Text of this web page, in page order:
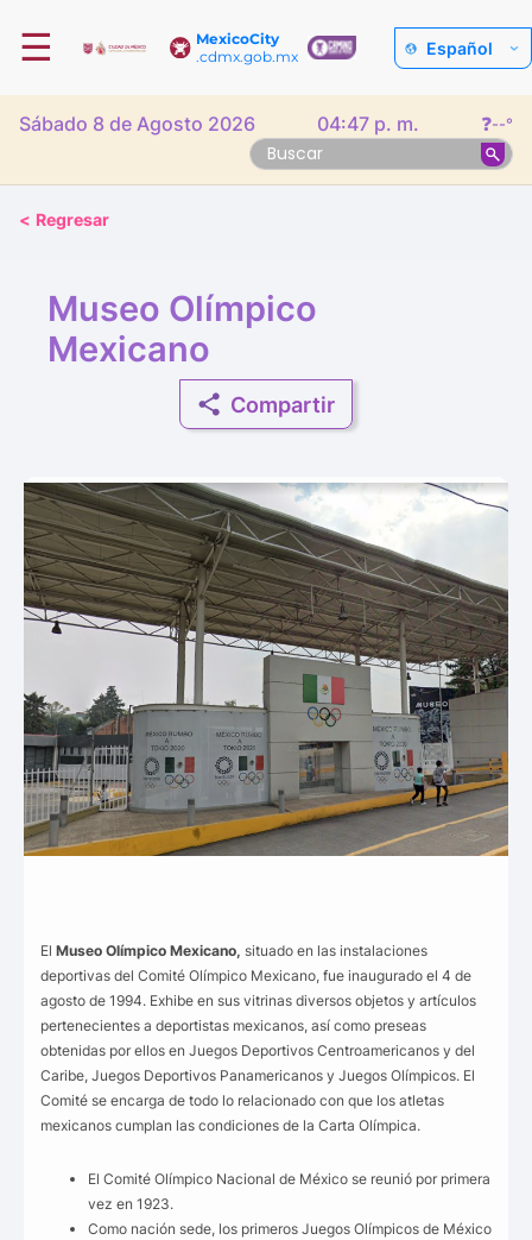
MexicoCity
.cdmx.gob.mx
☰ Español
Sábado 8 de Agosto 2026 04:47 p. m. ❓--°
< Regresar
Museo Olímpico
Mexicano
Compartir
El Museo Olímpico Mexicano, situado en las instalaciones
deportivas del Comité Olímpico Mexicano, fue inaugurado el 4 de
agosto de 1994. Exhibe en sus vitrinas diversos objetos y artículos
pertenecientes a deportistas mexicanos, así como preseas
obtenidas por ellos en Juegos Deportivos Centroamericanos y del
Caribe, Juegos Deportivos Panamericanos y Juegos Olímpicos. El
Comité se encarga de todo lo relacionado con que los atletas
mexicanos cumplan las condiciones de la Carta Olímpica.
El Comité Olímpico Nacional de México se reunió por primera
vez en 1923.
Como nación sede, los primeros Juegos Olímpicos de México